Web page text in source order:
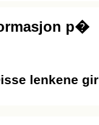
p�
lenkene gir